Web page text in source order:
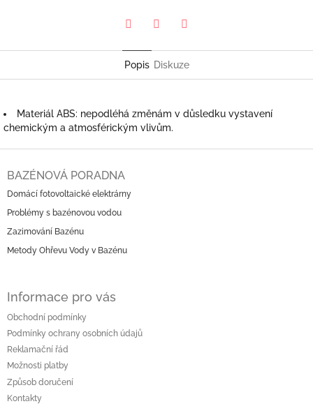
Popis Diskuze
Materiál ABS: nepodléhá změnám v důsledku vystavení
chemickým a atmosférickým vlivům.
BAZÉNOVÁ PORADNA
Domácí fotovoltaické elektrárny
Problémy s bazénovou vodou
Zazimování Bazénu
Metody Ohřevu Vody v Bazénu
Informace pro vás
Obchodní podmínky
Podmínky ochrany osobních údajů
Reklamační řád
Možnosti platby
Způsob doručení
Kontakty